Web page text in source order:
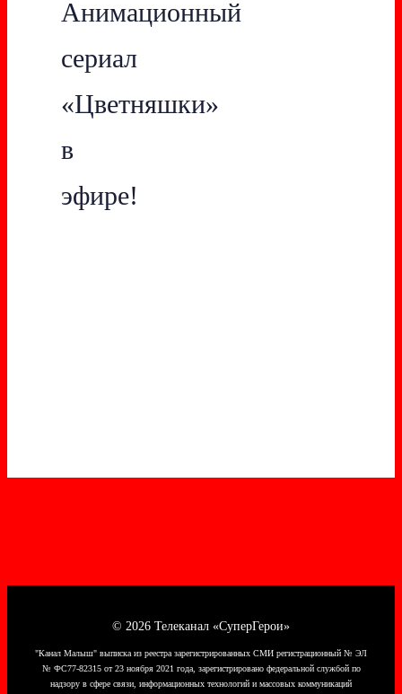
Анимационный
сериал
«Цветняшки»
в
эфире!
© 2026 Телеканал «СуперГерои»
"Канал Малыш" выписка из реестра зарегистрированных СМИ регистрационный № ЭЛ
№ ФС77-82315 от 23 ноября 2021 года, зарегистрировано федеральной службой по
надзору в сфере связи, информационных технологий и массовых коммуникаций